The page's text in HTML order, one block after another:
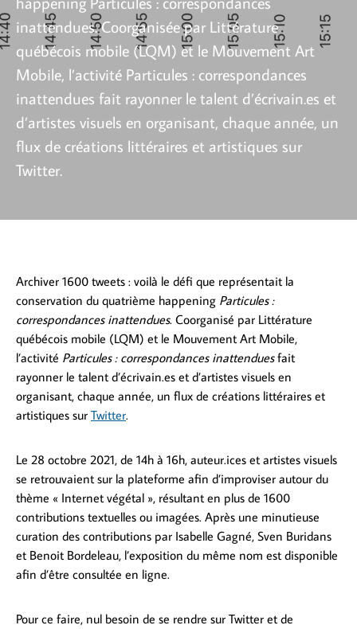
inattendues. Coorganisée par Littérature
québécois mobile (LQM) et le Mouvement Art
Mobile, l’activité Particules : correspondances
inattendues fait rayonner le talent d’écrivain.es et
d’artistes visuels en organisant, chaque année, un
flux de créations littéraires et artistiques sur
Twitter.
Archiver 1600 tweets : voilà le défi que représentait la
conservation du quatrième happening Particules :
correspondances inattendues. Coorganisé par Littérature
québécois mobile (LQM) et le Mouvement Art Mobile,
l’activité Particules : correspondances inattenduesfait
rayonner le talent d’écrivain.es et d’artistes visuels en
organisant, chaque année, un flux de créations littéraires et
artistiques sur Twitter.
Le 28 octobre 2021, de 14h à 16h, auteur.ices et artistes visuels
se retrouvaient sur la plateforme afin d’improviser autour du
thème « Internet végétal », résultant en plus de 1600
contributions textuelles ou imagées. Après une minutieuse
curation des contributions par Isabelle Gagné, Sven Buridans
et Benoit Bordeleau, l’exposition du même nom est disponible
afin d’être consultée en ligne.
Pour ce faire, nul besoin de se rendre sur Twitter et de